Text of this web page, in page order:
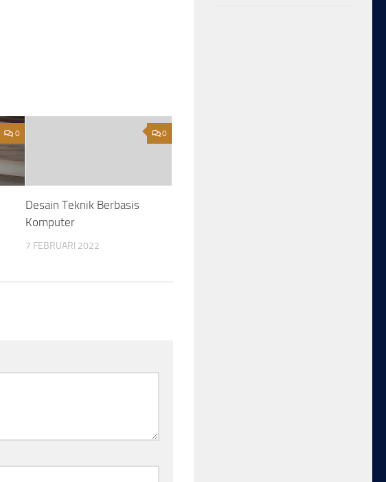
0 0
Desain Teknik Berbasis
Komputer
7 FEBRUARI 2022